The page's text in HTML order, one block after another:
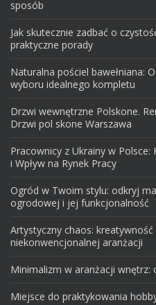
sposób
Jak skutecznie zadbać o
praktyczne porady
Naturalna pościel bawełniana:
wyboru idealnego kompletu
Drzwi wewnętrzne Polskone.
Drzwi pol skone Warszawa
Pracownicy z Ukrainy w
i Wpływ na Rynek Pracy
Ogród w Twoim stylu: odkryj
ogrodowej i jej funkcjonalność
Artystyczny chaos:
niekonwencjonalnej aranżacji
Minimalizm w aranżacji wnętrz:
Miejsce do praktykowania